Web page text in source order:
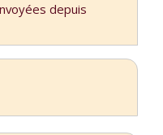
depuis